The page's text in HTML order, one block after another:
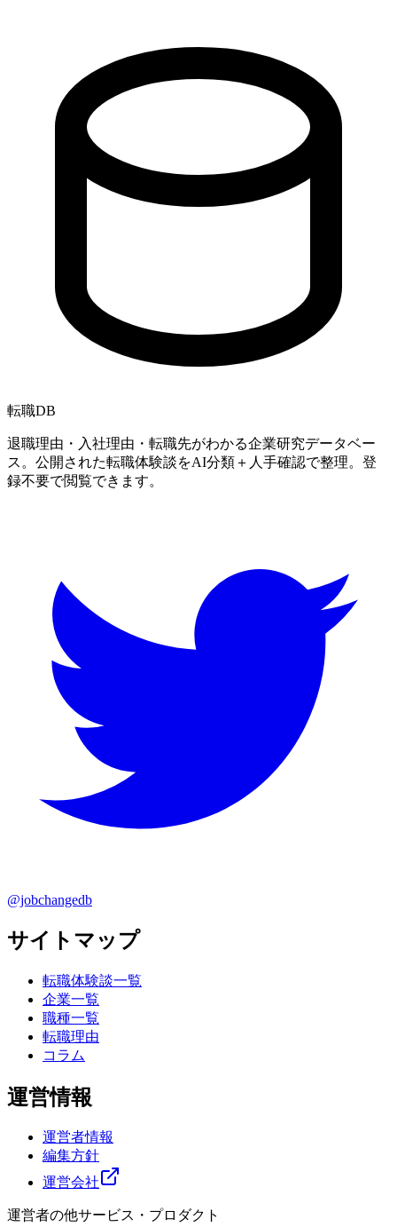
転職DB
退職理由・入社理由・転職先がわかる企業研究データベー
ス。公開された転職体験談をAI分類＋人手確認で整理。登
録不要で閲覧できます。
@jobchangedb
サイトマップ
転職体験談一覧
企業一覧
職種一覧
転職理由
コラム
運営情報
運営者情報
編集方針
運営会社
運営者の他サービス・プロダクト